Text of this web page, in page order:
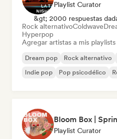
Playlist Curator
&gt; 2000 respuestas
Rock alternativoColdwave
Hyperpop
Agregar artistas a mis
Dream pop Rock alternativo
Indie pop
Pop psicodélico
Bloom Box |
Playlist Curator